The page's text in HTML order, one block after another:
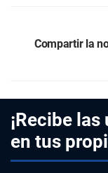
Compartir la
¡Recibe
en tus